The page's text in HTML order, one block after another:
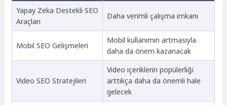
Yapay Zeka Destekli SEO
Araçları
Daha verimli çalışma imkanı
Mobil SEO Gelişmeleri
Mobil kullanımın artmasıyla
daha da önem kazanacak
Video SEO Stratejileri
Video içeriklerin popülerliği
arttıkça daha da önemli hale
gelecek